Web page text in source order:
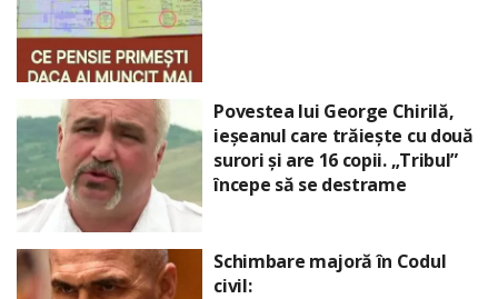
Povestea lui George Chirilă,
ieșeanul care trăiește cu două
surori și are 16 copii. „Tribul”
începe să se destrame
Schimbare majoră în Codul
civil: